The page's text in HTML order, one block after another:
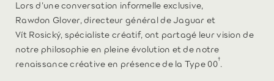
Lors d’une conversation informelle exclusive,
Rawdon Glover, directeur général de Jaguar et
Vít Rosický, spécialiste créatif, ont partagé leur vision de
notre philosophie en pleine évolution et de notre
renaissance créative en présence de la Type 00†.